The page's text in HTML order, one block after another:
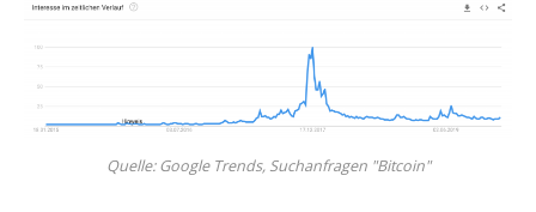
Quelle: Google Trends, Suchanfragen "Bitcoin"